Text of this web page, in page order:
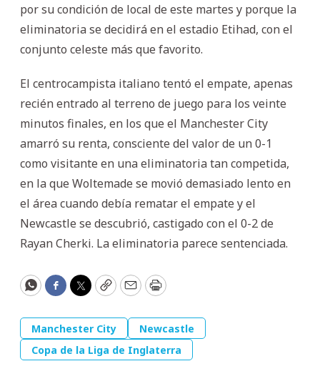
por su condición de local de este martes y porque la
eliminatoria se decidirá en el estadio Etihad, con el
conjunto celeste más que favorito.
El centrocampista italiano tentó el empate, apenas
recién entrado al terreno de juego para los veinte
minutos finales, en los que el Manchester City
amarró su renta, consciente del valor de un 0-1
como visitante en una eliminatoria tan competida,
en la que Woltemade se movió demasiado lento en
el área cuando debía rematar el empate y el
Newcastle se descubrió, castigado con el 0-2 de
Rayan Cherki. La eliminatoria parece sentenciada.
WhatsApp
Facebook
Twitter
CopyEmailPrint
Manchester City
Newcastle
Copa de la Liga de Inglaterra